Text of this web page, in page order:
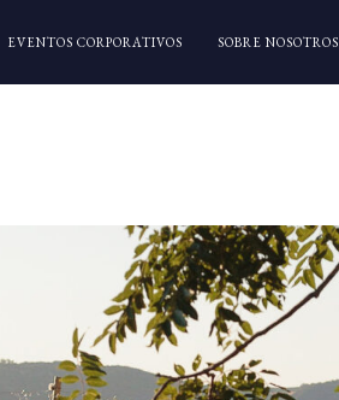
EVENTOS CORPORATIVOS SOBRE NOSOTROS